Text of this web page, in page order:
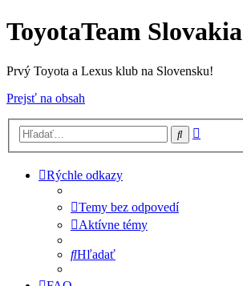
ToyotaTeam Slovakia
Prvý Toyota a Lexus klub na Slovensku!
Prejsť na obsah
Hľadať
Rýchle odkazy
Temy bez odpovedí
Aktívne témy
Hľadať